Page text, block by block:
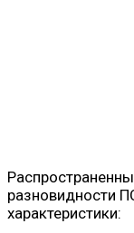
разновидности
характеристики: